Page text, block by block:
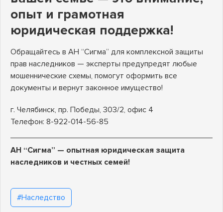
опыт и грамотная
юридическая поддержка!
Обращайтесь в АН “Сигма” для комплексной защиты
прав наследников — эксперты предупредят любые
мошеннические схемы, помогут оформить все
документы и вернут законное имущество!
г. Челябинск, пр. Победы, 303/2, офис 4
Телефон: 8-922-014-56-85
АН “Сигма” — опытная юридическая защита
наследников и честных семей!
#Наследство